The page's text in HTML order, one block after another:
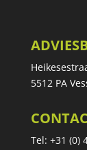
5512 PA
Tel: +31 (0)